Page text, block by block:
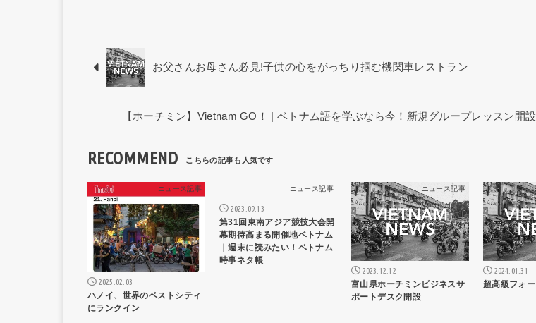
お父さんお母さん必見!子供の心をがっちり掴む機関車レストラン
【ホーチミン】Vietnam GO！ | ベトナム語を学ぶなら今！新規グループレッスン開設
RECOMMEND
ニュース記事
2025.02.03
ハノイ、世界のベストシティ
にランクイン
ニュース記事
2023.09.13
第31回東南アジア競技大会開
幕期待高まる開催地ベトナム
｜週末に読みたい！ベトナム
時事ネタ帳
ニュース記事
2023.12.12
富山県ホーチミンビジネスサ
ポートデスク開設
2024.01.31
超高級フォ